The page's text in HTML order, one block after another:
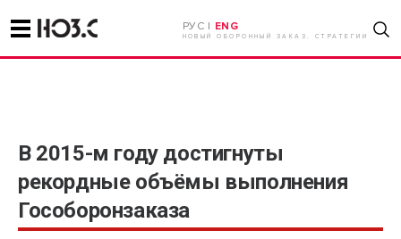
РУС | ENG
НОВЫЙ ОБОРОННЫЙ ЗАКАЗ. СТРАТЕГИИ
В 2015-м году достигнуты
рекордные объёмы выполнения
Гособоронзаказа